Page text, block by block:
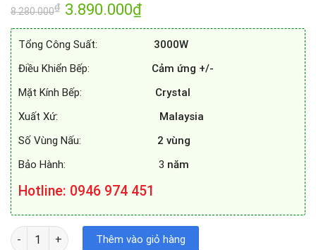
8.280.000₫ Giá
gốc
là:
8.280.000₫.
3.890.000₫Giá
tại
3.890.000₫.
Tổng Công Suất:
3000W
Điều Khiển Bếp: Cảm ứng +/-
Mặt Kính Bếp: Crystal
Xuất Xứ:
Malaysia
Số Vùng Nấu: 2 vùng
Bảo Hành: 3 năm
Hotline: 0946 974 451
BẾP TỪ KAFF KF-330DI số lượng
Thêm vào giỏ hàng